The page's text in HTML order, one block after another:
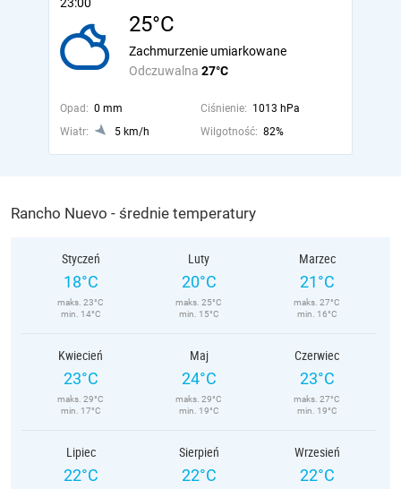
25°C
Odczuwalna 27°C
Zachmurzenie umiarkowane
Opad: 0 mm Ciśnienie: 1013 hPa
Wiatr:
5 km/h Wilgotność: 82%
Rancho Nuevo - średnie temperatury
Styczeń
18°C
maks. 23°C
min. 14°C
Luty
20°C
maks. 25°C
min. 15°C
Marzec
21°C
maks. 27°C
min. 16°C
Kwiecień
23°C
maks. 29°C
min. 17°C
Maj
24°C
maks. 29°C
min. 19°C
Czerwiec
23°C
maks. 27°C
min. 19°C
Lipiec
22°C
Sierpień
22°C
Wrzesień
22°C